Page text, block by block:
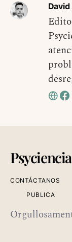
Psyciencia
CONTÁCTANOS
PUBLICA